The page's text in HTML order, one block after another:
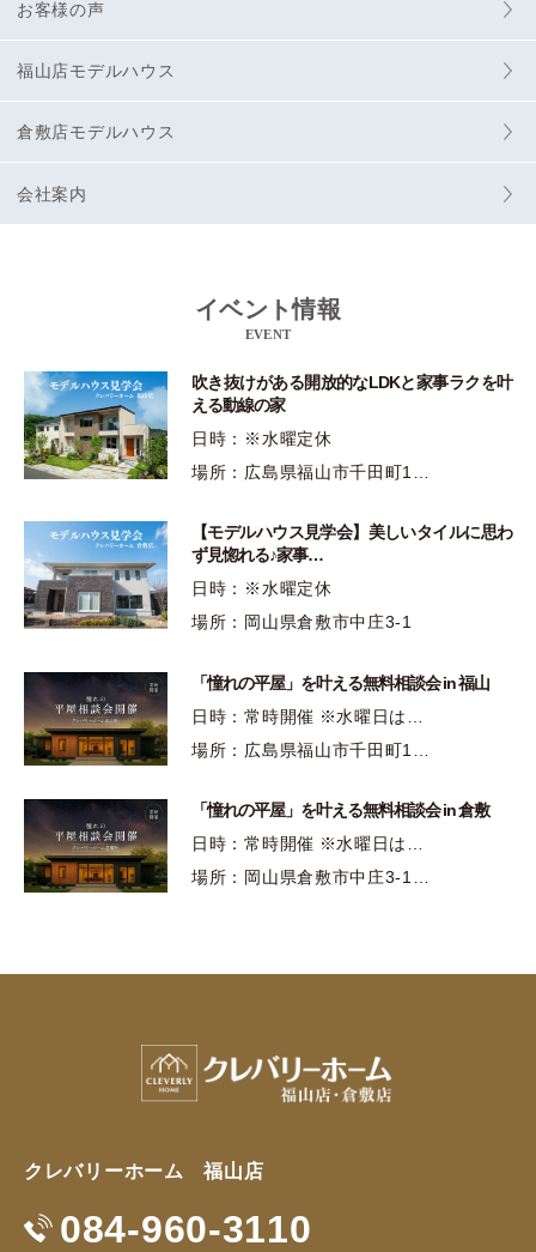
お客様の声
福山店モデルハウス
倉敷店モデルハウス
会社案内
イベント情報
EVENT
吹き抜けがある開放的なLDKと家事ラクを叶
える動線の家
日時：※水曜定休
場所：広島県福山市千田町1…
【モデルハウス見学会】美しいタイルに思わ
ず見惚れる♪家事…
日時：※水曜定休
場所：岡山県倉敷市中庄3-1
「憧れの平屋」を叶える無料相談会 in 福山
日時：常時開催 ※水曜日は…
場所：広島県福山市千田町1…
「憧れの平屋」を叶える無料相談会 in 倉敷
日時：常時開催 ※水曜日は…
場所：岡山県倉敷市中庄3-1…
クレバリーホーム 福山店
084-960-3110